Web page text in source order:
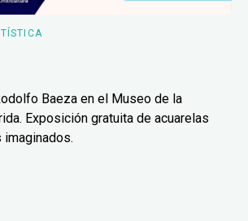
Baeza en el Museo de la
Exposición gratuita de acuarelas
imaginados.